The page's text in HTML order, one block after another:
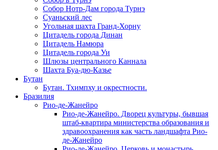
Собор Нотр-Дам города Турнэ
Суаньский лес
Угольная шахта Гранд-Хорну
Цитадель города Динан
Цитадель Намюра
Цитадель города Уи
Шлюзы центрального Каннала
Шахта Буа-дю-Казье
Бутан
Бутан. Тхимпху и окрестности.
Бразилия
Рио-де-Жанейро
Рио-де-Жанейро. Дворец культуры, бывшая
штаб-квартира министерства образования и
здравоохранения как часть ландшафта Рио-
де-Жанейро